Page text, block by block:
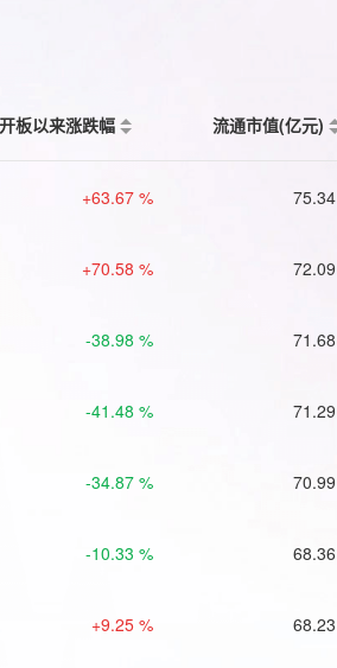
开板以来涨跌幅 流通市值(亿元)
+63.67 % 75.34
+70.58 % 72.09
-38.98 % 71.68
-41.48 % 71.29
-34.87 % 70.99
-10.33 % 68.36
+9.25 % 68.23